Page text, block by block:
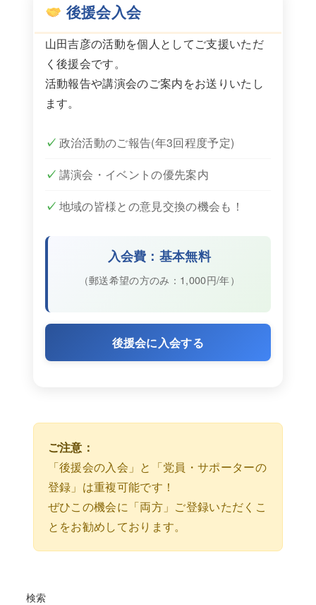
後援会入会
山田吉彦の活動を個人としてご支援いただ
く後援会です。
活動報告や講演会のご案内をお送りいたし
ます。
政治活動のご報告(年3回程度予定)
講演会・イベントの優先案内
地域の皆様との意見交換の機会も！
入会費：基本無料
（郵送希望の方のみ：1,000円/年）
後援会に入会する
ご注意：
「後援会の入会」と「党員・サポーターの
登録」は重複可能です！
ぜひこの機会に「両方」ご登録いただくこ
とをお勧めしております。
検索